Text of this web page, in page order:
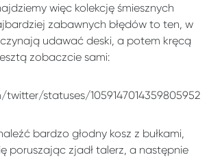
więc kolekcję śmiesznych
zabawnych błędów to ten, w
udawać deski, a potem kręcą
zobaczcie sami:
statuses/1059147014359805952
bardzo głodny kosz z bułkami,
poruszając zjadł talerz, a następnie